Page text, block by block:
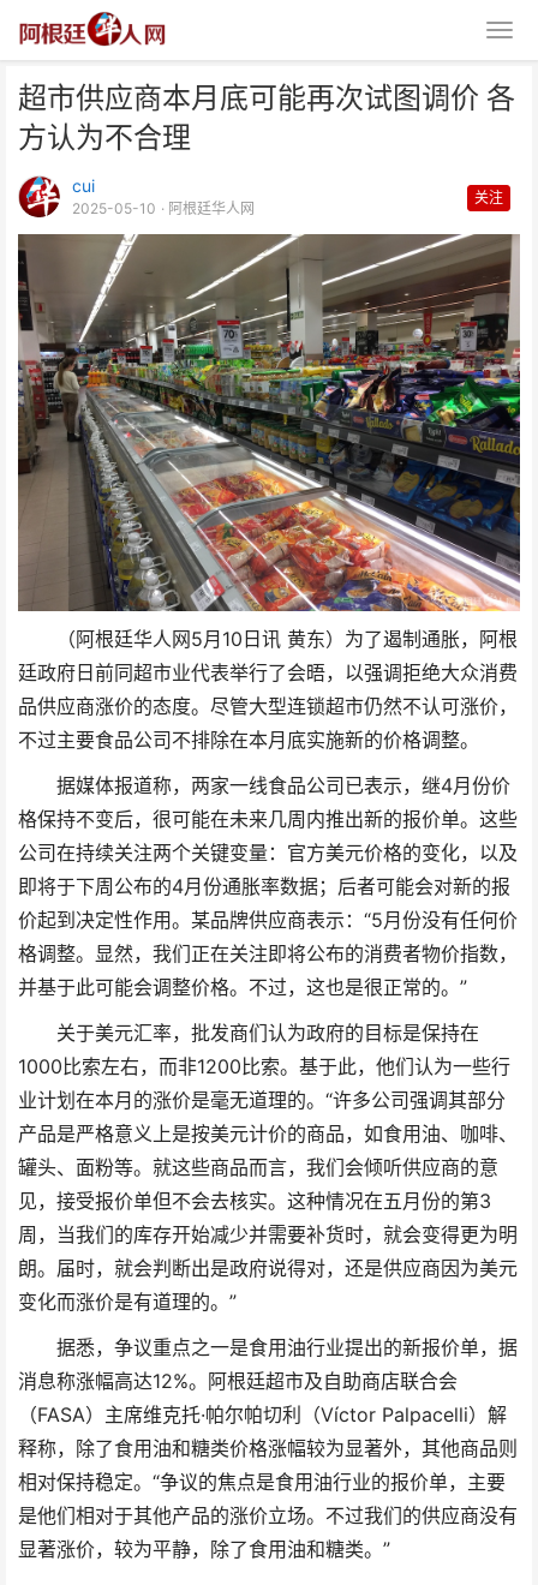
超市供应商本月底可能再次试图调价 各
方认为不合理
cui
2025-05-10 · 阿根廷华人网
关注
（阿根廷华人网5月10日讯 黄东）为了遏制通胀，阿根
廷政府日前同超市业代表举行了会晤，以强调拒绝大众消费
品供应商涨价的态度。尽管大型连锁超市仍然不认可涨价，
不过主要食品公司不排除在本月底实施新的价格调整。
据媒体报道称，两家一线食品公司已表示，继4月份价
格保持不变后，很可能在未来几周内推出新的报价单。这些
公司在持续关注两个关键变量：官方美元价格的变化，以及
即将于下周公布的4月份通胀率数据；后者可能会对新的报
价起到决定性作用。某品牌供应商表示：“5月份没有任何价
格调整。显然，我们正在关注即将公布的消费者物价指数，
并基于此可能会调整价格。不过，这也是很正常的。”
关于美元汇率，批发商们认为政府的目标是保持在
1000比索左右，而非1200比索。基于此，他们认为一些行
业计划在本月的涨价是毫无道理的。“许多公司强调其部分
产品是严格意义上是按美元计价的商品，如食用油、咖啡、
罐头、面粉等。就这些商品而言，我们会倾听供应商的意
见，接受报价单但不会去核实。这种情况在五月份的第3
周，当我们的库存开始减少并需要补货时，就会变得更为明
朗。届时，就会判断出是政府说得对，还是供应商因为美元
变化而涨价是有道理的。”
据悉，争议重点之一是食用油行业提出的新报价单，据
消息称涨幅高达12%。阿根廷超市及自助商店联合会
（FASA）主席维克托·帕尔帕切利（Víctor Palpacelli）解
释称，除了食用油和糖类价格涨幅较为显著外，其他商品则
相对保持稳定。“争议的焦点是食用油行业的报价单，主要
是他们相对于其他产品的涨价立场。不过我们的供应商没有
显著涨价，较为平静，除了食用油和糖类。”
超市供应商本月底可能再次试图调
价 各方认为不合理